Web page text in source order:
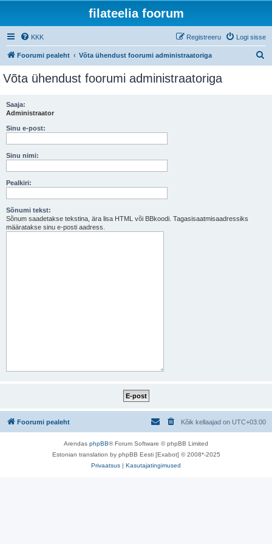
filateelia foorum
KKK Logi sisse
Registreeru
Foorumi pealeht Võta ühendust foorumi administraatoriga
Võta ühendust foorumi administraatoriga
Saaja:
Administraator
Sinu e-post:
Sinu nimi:
Pealkiri:
Sõnumi tekst:
Sõnum saadetakse tekstina, ära lisa HTML või BBkoodi. Tagasisaatmisaadressiks
määratakse sinu e-posti aadress.
Foorumi pealeht Kõik kellaajad on UTC+03:00
Arendas phpBB® Forum Software © phpBB Limited
Estonian translation by phpBB Eesti [Exabot] © 2008*-2025
Privaatsus | Kasutajatingimused